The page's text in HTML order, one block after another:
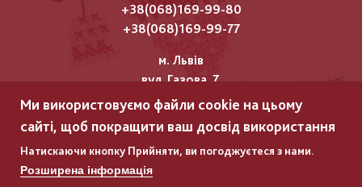
+38(068)169-99-80
+38(068)169-99-77
м. Львів
вул. Газова, 7
Всі права захищені "Мережка"
Copyright © 2025
Ми використовуємо файли cookie на цьому
сайті, щоб покращити ваш досвід використання
Натискаючи кнопку Прийняти, ви погоджуєтеся з нами.
Розширена інформація